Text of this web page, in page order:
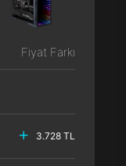
Fiyat Farkı
3.728 TL